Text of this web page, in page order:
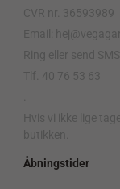
CVR nr. 36593989
Email:
Ring eller send
Tlf. 40 76 53 63
Hvis vi ikke lige
butikken.
Åbningstider